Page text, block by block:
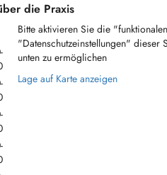
die Praxis
Bitte aktivieren Sie die
"Datenschutzeinstellungen" dieser
unten zu ermöglichen
Lage auf Karte anzeigen